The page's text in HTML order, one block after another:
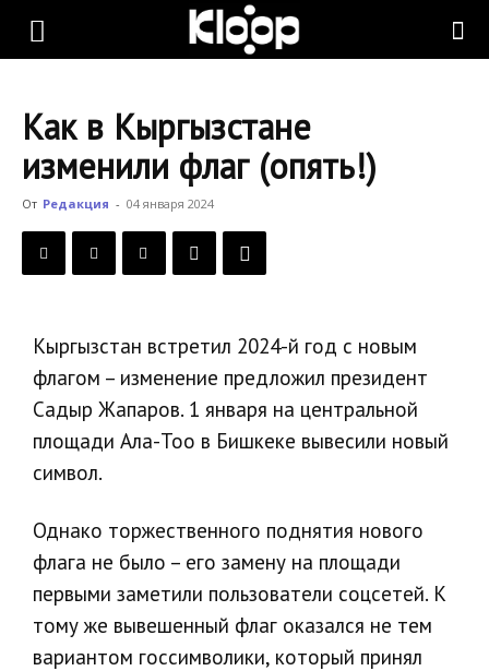
KLOOP.KG
Новости
Как в Кыргызстане
изменили флаг (опять!)
От Редакция - 04 января 2024
Кыргызстан встретил 2024-й год c новым
флагом – изменение предложил президент
Садыр Жапаров. 1 января на центральной
площади Ала-Тоо в Бишкеке вывесили новый
символ.
Однако торжественного поднятия нового
флага не было – его замену на площади
первыми заметили пользователи соцсетей. К
тому же вывешенный флаг оказался не тем
вариантом госсимволики, который принял